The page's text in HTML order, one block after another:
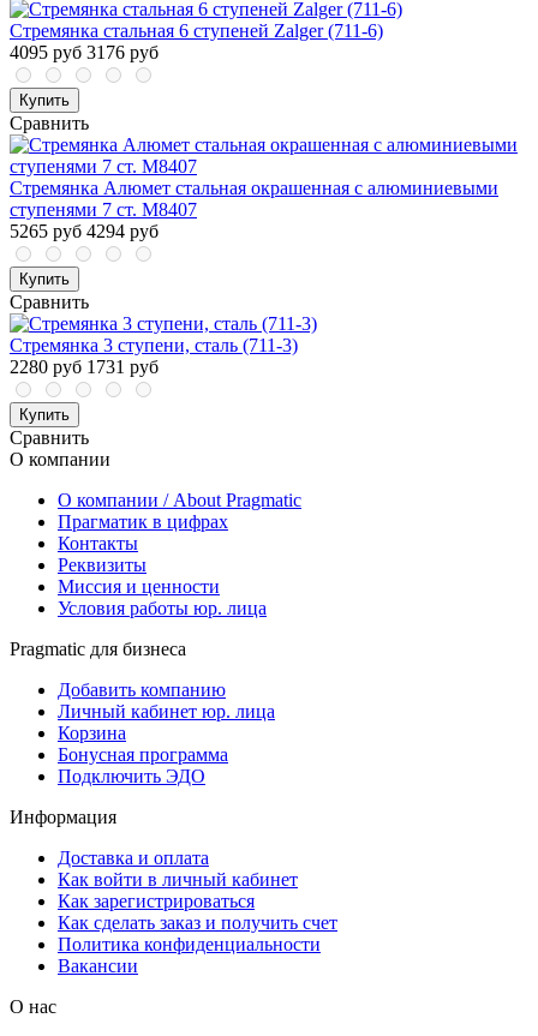
Стремянка стальная 6 ступеней Zalger (711-6)
4095 руб 3176 руб
Купить
Сравнить
Стремянка Алюмет стальная окрашенная с алюминиевыми
ступенями 7 ст. М8407
5265 руб 4294 руб
Купить
Сравнить
Стремянка 3 ступени, сталь (711-3)
2280 руб 1731 руб
Купить
Сравнить
О компании
О компании / About Pragmatic
Прагматик в цифрах
Контакты
Реквизиты
Миссия и ценности
Условия работы юр. лица
Pragmatic для бизнеса
Добавить компанию
Личный кабинет юр. лица
Корзина
Бонусная программа
Подключить ЭДО
Информация
Доставка и оплата
Как войти в личный кабинет
Как зарегистрироваться
Как сделать заказ и получить счет
Политика конфиденциальности
Вакансии
О нас